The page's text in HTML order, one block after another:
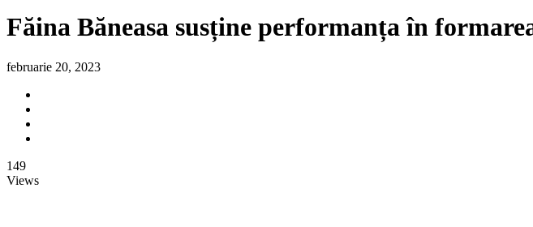
Făina Băneasa susține performanța în
februarie 20, 2023
149
Views